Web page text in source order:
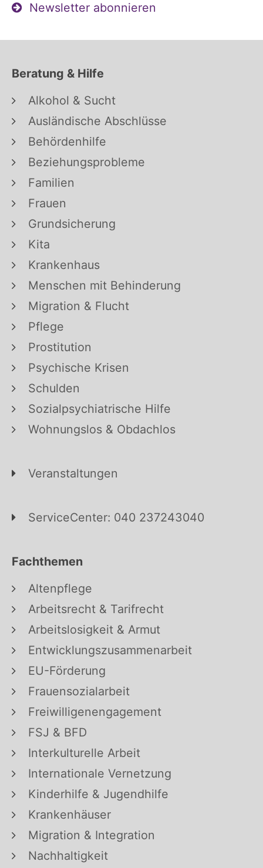
Newsletter abonnieren
Beratung & Hilfe
Alkohol & Sucht
Ausländische Abschlüsse
Behördenhilfe
Beziehungsprobleme
Familien
Frauen
Grundsicherung
Kita
Krankenhaus
Menschen mit Behinderung
Migration & Flucht
Pflege
Prostitution
Psychische Krisen
Schulden
Sozialpsychiatrische Hilfe
Wohnungslos & Obdachlos
Veranstaltungen
ServiceCenter: 040 237243040
Fachthemen
Altenpflege
Arbeitsrecht & Tarifrecht
Arbeitslosigkeit & Armut
Entwicklungszusammenarbeit
EU-Förderung
Frauensozialarbeit
Freiwilligenengagement
FSJ & BFD
Interkulturelle Arbeit
Internationale Vernetzung
Kinderhilfe & Jugendhilfe
Krankenhäuser
Migration & Integration
Nachhaltigkeit